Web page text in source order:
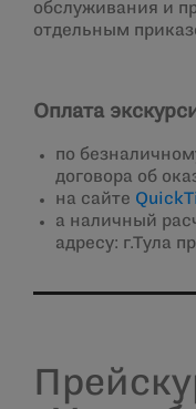
обслуживания и
отдельным
Оплата
по
договора об
на сайте
а наличный
адресу: г.Тула